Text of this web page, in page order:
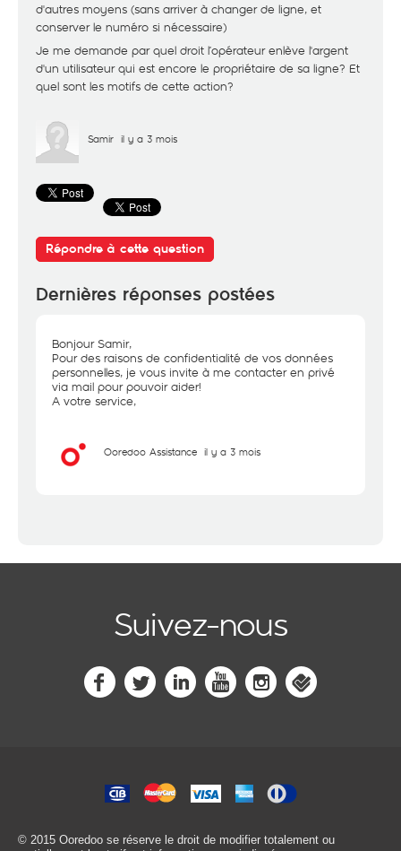
d'autres moyens (sans arriver à changer de ligne, et
conserver le numéro si nécessaire)
Je me demande par quel droit l’opérateur enlève l'argent
d'un utilisateur qui est encore le propriétaire de sa ligne? Et
quel sont les motifs de cette action?
Samir il y a 3 mois
Répondre à cette question
Dernières réponses postées
Bonjour Samir,
Pour des raisons de confidentialité de vos données
personnelles, je vous invite à me contacter en privé
via mail pour pouvoir aider!
A votre service,
Ooredoo Assistance il y a 3 mois
Suivez-nous
© 2015 Ooredoo se réserve le droit de modifier totalement ou